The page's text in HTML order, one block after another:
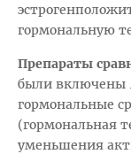
гормональную
Препараты
были включены
гормональные
(гормональная
уменьшения